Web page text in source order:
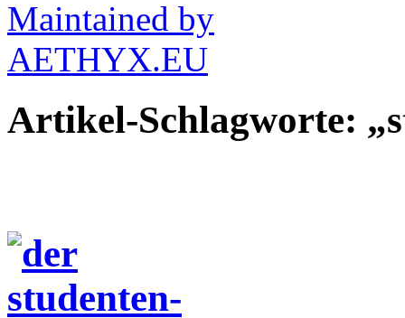
Artikel-Schlagworte: